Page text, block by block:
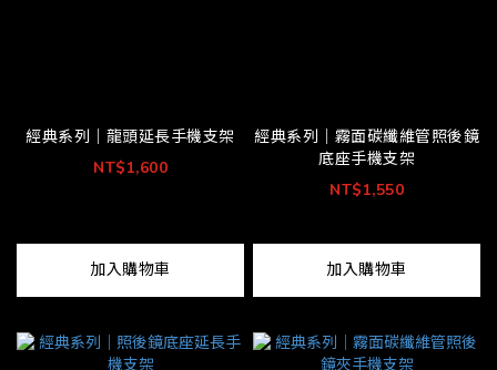
經典系列｜龍頭延長手機支架
NT$1,600
加入購物車
經典系列｜霧面碳纖維管照後鏡
底座手機支架
NT$1,550
加入購物車